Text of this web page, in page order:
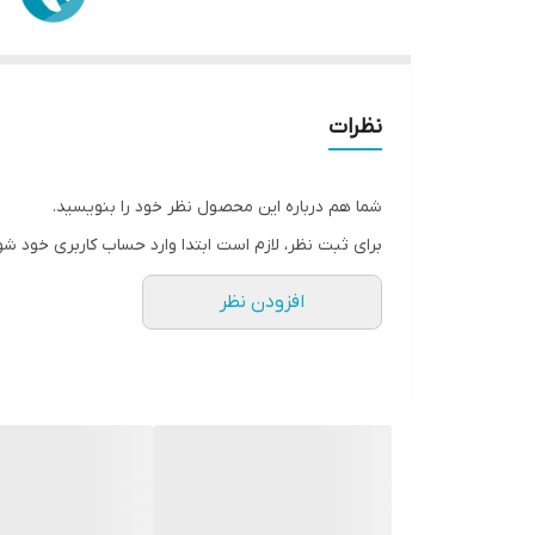
نظرات
شما هم درباره این محصول نظر خود را بنویسید.
برای ثبت نظر، لازم است ابتدا وارد حساب کاربری خود
افزودن نظر